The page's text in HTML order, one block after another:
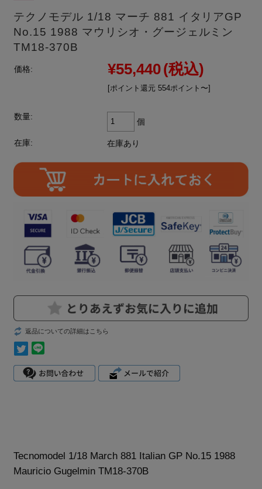
テクノモデル 1/18 マーチ 881 イタリアGP
No.15 1988 マウリシオ・グージェルミン
TM18-370B
価格: ¥55,440(税込)
[ポイント還元 554ポイント〜]
数量:
個
在庫: 在庫あり
返品についての詳細はこちら
Tecnomodel 1/18 March 881 Italian GP No.15 1988
Mauricio Gugelmin TM18-370B